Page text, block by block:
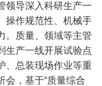
领导深入科研生产一
操作规范性、机械手
。质量、领域等主管
生产一线开展试验点
、总装现场作业等重
会，基于“质量综合